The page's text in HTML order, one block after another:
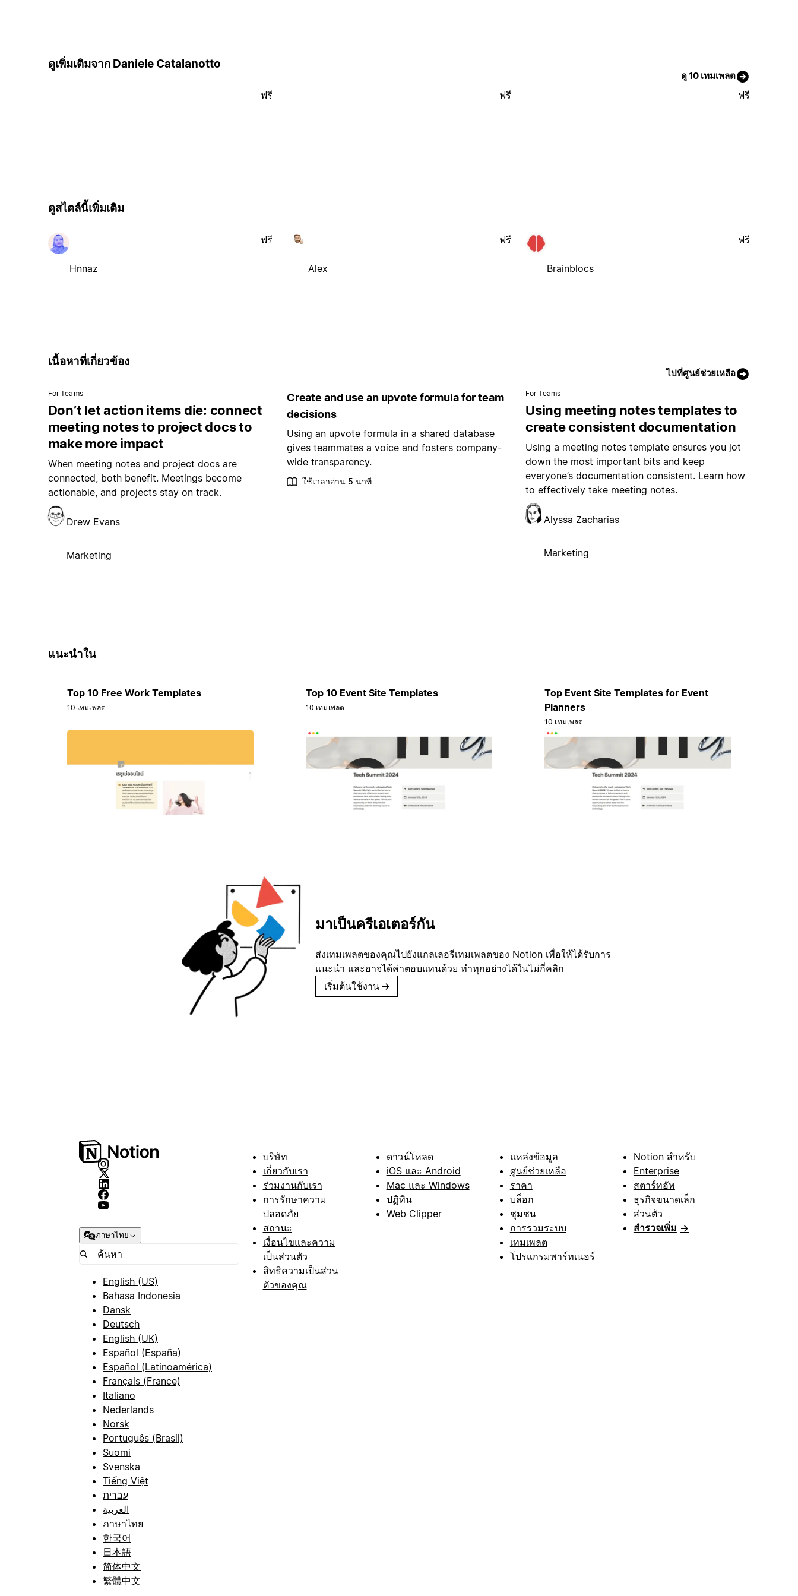
ดูเพิ่มเติมจาก Daniele Catalanotto
ดู 10 เทมเพลต
ฟรี ฟรี ฟรี
ดูสไตล์นี้เพิ่มเติม
Hnnaz
ฟรี
Alex
ฟรี
Brainblocs
ฟรี
เนื้อหาที่เกี่ยวข้อง
ไปที่ศูนย์ช่วยเหลือ
For Teams
Don’t let action items die: connect
meeting notes to project docs to
make more impact
When meeting notes and project docs are
connected, both benefit. Meetings become
actionable, and projects stay on track.
Drew Evans
Marketing
Create and use an upvote formula for team
decisions
Using an upvote formula in a shared database
gives teammates a voice and fosters company-
wide transparency.
ใช้เวลาอ่าน 5 นาที
For Teams
Using meeting notes templates to
create consistent documentation
Using a meeting notes template ensures you jot
down the most important bits and keep
everyone’s documentation consistent. Learn how
to effectively take meeting notes.
Alyssa Zacharias
Marketing
แนะนำใน
Top 10 Free Work Templates
10 เทมเพลต
Top 10 Event Site Templates
10 เทมเพลต
Top Event Site Templates for Event
Planners
10 เทมเพลต
มาเป็นครีเอเตอร์กัน
ส่งเทมเพลตของคุณไปยังแกลเลอรีเทมเพลตของ Notion เพื่อให้ได้รับการ
แนะนำ และอาจได้ค่าตอบแทนด้วย ทำทุกอย่างได้ในไม่กี่คลิก
เริ่มต้นใช้งาน →
ภาษาไทย
English (US)
Bahasa Indonesia
Dansk
Deutsch
English (UK)
Español (España)
Español (Latinoamérica)
Français (France)
Italiano
Nederlands
Norsk
Português (Brasil)
Suomi
Svenska
Tiếng Việt
עברית
العربية
ภาษาไทย
한국어
日本語
简体中文
繁體中文
บริษัท
เกี่ยวกับเรา
ร่วมงานกับเรา
การรักษาความ
ปลอดภัย
สถานะ
เงื่อนไขและความ
เป็นส่วนตัว
สิทธิความเป็นส่วน
ตัวของคุณ
ดาวน์โหลด
iOS และ Android
Mac และ Windows
ปฏิทิน
Web Clipper
แหล่งข้อมูล
ศูนย์ช่วยเหลือ
ราคา
บล็อก
ชุมชน
การรวมระบบ
เทมเพลต
โปรแกรมพาร์ทเนอร์
Notion สำหรับ
Enterprise
สตาร์ทอัพ
ธุรกิจขนาดเล็ก
ส่วนตัว
สำรวจเพิ่ม →